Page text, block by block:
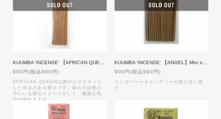
900円(税込990円)
AFRICAN QUEENは爽やかでスキッリ
した甘みのある香りです。緑の大自然の
中にいる様なイメージがして、優雅な気
分が味わえます。
900円(税込990円)
ストロベリーキャンディーの様な甘い香
り